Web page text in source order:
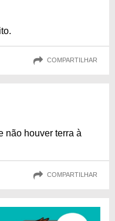
COMPARTILHAR
não houver terra à
COMPARTILHAR